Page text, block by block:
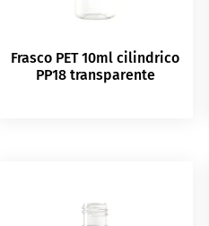
Frasco PET 10ml cilindrico
PP18 transparente